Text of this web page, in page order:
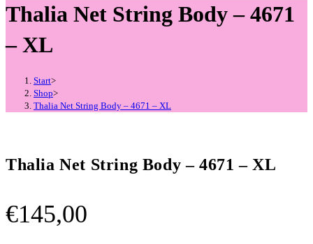
Thalia Net String Body – 4671
– XL
Start>
Shop>
Thalia Net String Body – 4671 – XL
Thalia Net String Body – 4671 – XL
€145,00